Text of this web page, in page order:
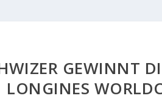
GEWINNT
LONGINES